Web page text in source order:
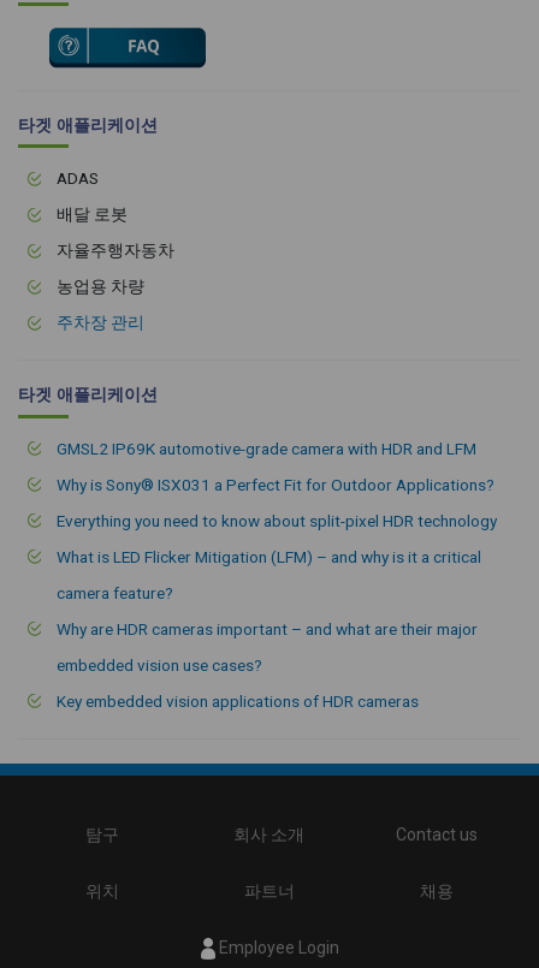
타겟 애플리케이션
ADAS
배달 로봇
자율주행자동차
농업용 차량
주차장 관리
타겟 애플리케이션
GMSL2 IP69K automotive-grade camera with HDR and LFM
Why is Sony® ISX031 a Perfect Fit for Outdoor Applications?
Everything you need to know about split-pixel HDR technology
What is LED Flicker Mitigation (LFM) – and why is it a critical
camera feature?
Why are HDR cameras important – and what are their major
embedded vision use cases?
Key embedded vision applications of HDR cameras
탐구 회사 소개 Contact us
위치 파트너 채용
Employee Login